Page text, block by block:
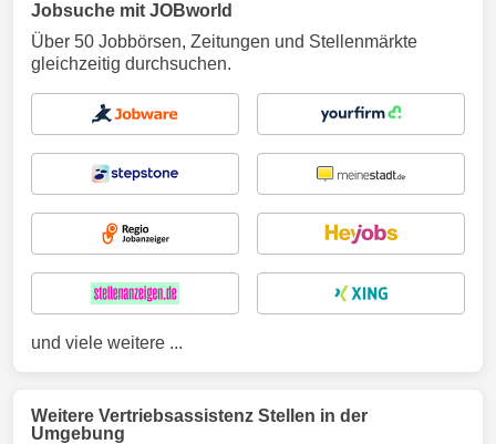
Jobsuche mit JOBworld
Über 50 Jobbörsen, Zeitungen und Stellenmärkte
gleichzeitig durchsuchen.
und viele weitere ...
Weitere Vertriebsassistenz Stellen in der
Umgebung